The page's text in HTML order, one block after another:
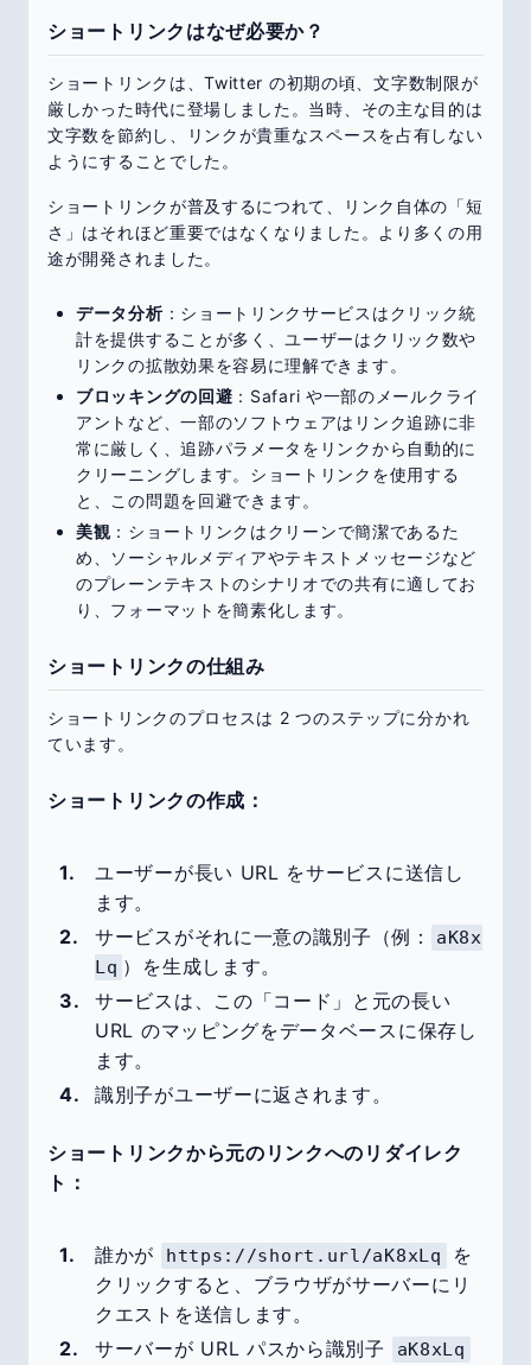
ショートリンクはなぜ必要か？
ショートリンクは、Twitter の初期の頃、文字数制限が
厳しかった時代に登場しました。当時、その主な目的は
文字数を節約し、リンクが貴重なスペースを占有しない
ようにすることでした。
ショートリンクが普及するにつれて、リンク自体の「短
さ」はそれほど重要ではなくなりました。より多くの用
途が開発されました。
データ分析：ショートリンクサービスはクリック統
計を提供することが多く、ユーザーはクリック数や
リンクの拡散効果を容易に理解できます。
ブロッキングの回避 ：Safari や一部のメールクライ
アントなど、一部のソフトウェアはリンク追跡に非
常に厳しく、追跡パラメータをリンクから自動的に
クリーニングします。ショートリンクを使用する
と、この問題を回避できます。
美観 ：ショートリンクはクリーンで簡潔であるた
め、ソーシャルメディアやテキストメッセージなど
のプレーンテキストのシナリオでの共有に適してお
り、フォーマットを簡素化します。
ショートリンクの仕組み
ショートリンクのプロセスは 2 つのステップに分かれ
ています。
ショートリンクの作成：
ユーザーが長い URL をサービスに送信し
ます。
サービスがそれに一意の識別子（例：
aK8x
Lq ）を生成します。
サービスは、この「コード」と元の長い
URL のマッピングをデータベースに保存し
ます。
識別子がユーザーに返されます。
ショートリンクから元のリンクへのリダイレク
ト：
誰かが https://short.url/aK8xLq
を
クリックすると、ブラウザがサーバーにリ
クエストを送信します。
サーバーが URL パスから識別子
aK8xLq